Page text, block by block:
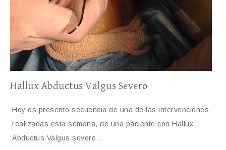
Hallux Abductus Valgus Severo
Hoy os presento secuencia de una de las intervenciones
realizadas esta semana, de una paciente con Hallux
Abductus Valgus severo…